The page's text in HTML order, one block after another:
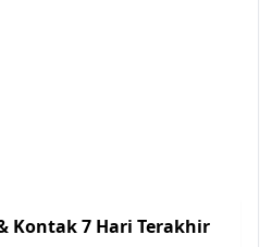
Kontak 7 Hari Terakhir